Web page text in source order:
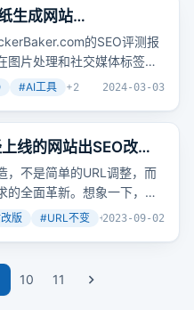
个问题的方法，帮助提升
名。
纸生成网站
评测报告和改进建
的SEO评测报
图片处理和社交媒体标签设
标题、描述、H标签使用等
。
#AI工具 +2 2024-03-03
线的网站出SEO改造
，不是简单的URL调整，而
的全面革新。想象一下，你
友，是时候给它一些新的活
版 #URL不变 +3
2023-09-02
10 11